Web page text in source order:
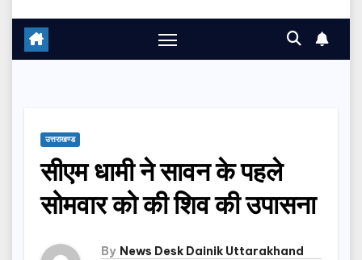
उत्तराखण्ड
सीएम धामी ने सावन के पहले
सोमवार को की शिव की उपासना
By News Desk Dainik Uttarakhand